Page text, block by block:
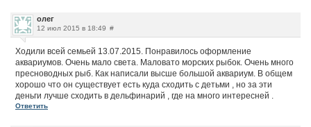
олег
12 июл 2015 в 18:49 #
Ходили всей семьей 13.07.2015. Понравилось оформление
аквариумов. Очень мало света. Маловато морских рыбок. Очень много
пресноводных рыб. Как написали высше большой аквариум. В общем
хорошо что он существует есть куда сходить с детьми , но за эти
деньги лучше сходить в дельфинарий , где на много интересней .
Ответить